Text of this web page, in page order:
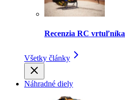
Recenzia RC
Všetky články
Náhradné diely